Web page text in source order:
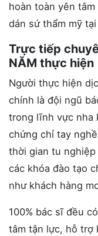
hoàn toàn yên
dán sứ thẩm mỹ
Trực tiếp
NĂM thực hiện
Người thực hiện
chính là đội ngũ
trong lĩnh vực nha
chứng chỉ tay
thời gian tu
các khóa đào tạo
như khách hàng
100% bác sĩ đều
tâm tận lực, hỗ trợ